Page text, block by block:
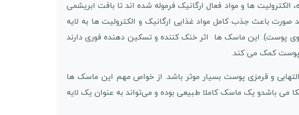
ها و مواد فعال ارگانیک فرموله شده اند تا بافت ابریشمی
باعث جذب کامل مواد غذایی ارگانیک و الکترولیت ها به لایه
پوست). این ماسک ها اثر خنک کننده و تسکین دهنده فوری دارند
پوست کمک می کند.
و قرمزی پوست بسیار موثر باشد. از خواص مهم این ماسک ها
می باشدو یک ماسک کاملا طبیعی بوده و می‌تواند به عنوان یک لایه